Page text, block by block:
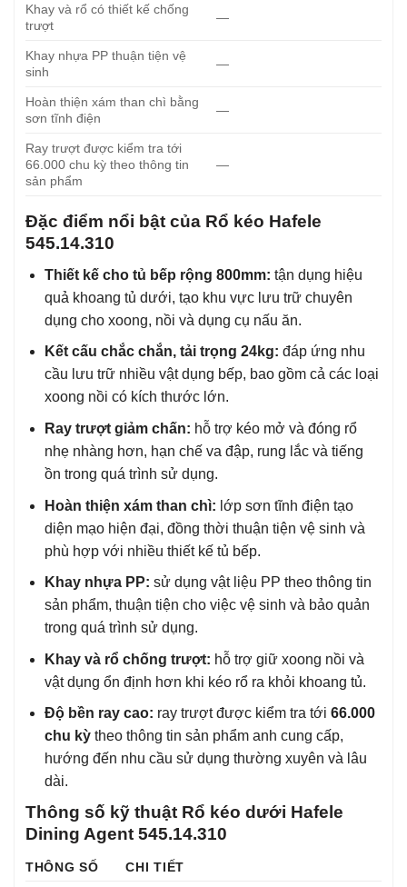
Khay và rổ có thiết kế chống
trượt
—
Khay nhựa PP thuận tiện vệ
sinh
—
Hoàn thiện xám than chì bằng
sơn tĩnh điện
—
Ray trượt được kiểm tra tới
66.000 chu kỳ theo thông tin
sản phẩm
—
Đặc điểm nổi bật của Rổ kéo Hafele
545.14.310
Thiết kế cho tủ bếp rộng 800mm: tận dụng hiệu
quả khoang tủ dưới, tạo khu vực lưu trữ chuyên
dụng cho xoong, nồi và dụng cụ nấu ăn.
Kết cấu chắc chắn, tải trọng 24kg: đáp ứng nhu
cầu lưu trữ nhiều vật dụng bếp, bao gồm cả các loại
xoong nồi có kích thước lớn.
Ray trượt giảm chấn: hỗ trợ kéo mở và đóng rổ
nhẹ nhàng hơn, hạn chế va đập, rung lắc và tiếng
ồn trong quá trình sử dụng.
Hoàn thiện xám than chì: lớp sơn tĩnh điện tạo
diện mạo hiện đại, đồng thời thuận tiện vệ sinh và
phù hợp với nhiều thiết kế tủ bếp.
Khay nhựa PP: sử dụng vật liệu PP theo thông tin
sản phẩm, thuận tiện cho việc vệ sinh và bảo quản
trong quá trình sử dụng.
Khay và rổ chống trượt: hỗ trợ giữ xoong nồi và
vật dụng ổn định hơn khi kéo rổ ra khỏi khoang tủ.
Độ bền ray cao: ray trượt được kiểm tra tới 66.000
chu kỳtheo thông tin sản phẩm anh cung cấp,
hướng đến nhu cầu sử dụng thường xuyên và lâu
dài.
Thông số kỹ thuật Rổ kéo dưới Hafele
Dining Agent 545.14.310
THÔNG SỐ
CHI TIẾT